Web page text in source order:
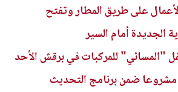
على طريق المطار وتفتح
الجديدة أمام السير
"المسائي" للمركبات في برقش الأحد
الحكومة: 343 مشروعا ضمن برنامج التحديث